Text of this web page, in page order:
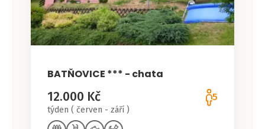
BATŇOVICE *** - chata
12.000 Kč
týden ( červen - září )
5